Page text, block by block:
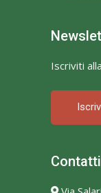
Iscriviti
Contatti